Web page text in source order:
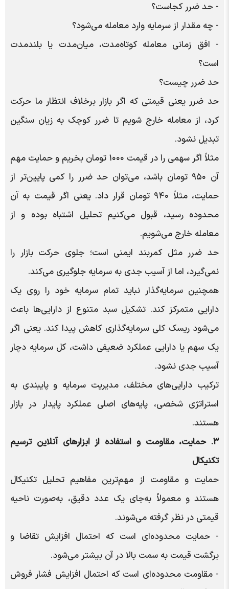
- حد ضرر کجاست؟
- چه مقدار از سرمایه وارد معامله می‌شود؟
- افق زمانی معامله کوتاه‌مدت، میان‌مدت یا بلندمدت
است؟
حد ضرر چیست؟
حد ضرر یعنی قیمتی که اگر بازار برخلاف انتظار ما حرکت
کرد، از معامله خارج شویم تا ضرر کوچک به زیان سنگین
تبدیل نشود.
مثلاً اگر سهمی را در قیمت ۱۰۰۰ تومان بخریم و حمایت مهم
آن ۹۵۰ تومان باشد، می‌توان حد ضرر را کمی پایین‌تر از
حمایت، مثلاً ۹۴۰ تومان قرار داد. یعنی اگر قیمت به آن
محدوده رسید، قبول می‌کنیم تحلیل اشتباه بوده و از
معامله خارج می‌شویم.
حد ضرر مثل کمربند ایمنی است؛ جلوی حرکت بازار را
نمی‌گیرد، اما از آسیب جدی به سرمایه جلوگیری می‌کند.
همچنین سرمایه‌گذار نباید تمام سرمایه خود را روی یک
دارایی متمرکز کند. تشکیل سبد متنوع از دارایی‌ها باعث
می‌شود ریسک کلی سرمایه‌گذاری کاهش پیدا کند. یعنی اگر
یک سهم یا دارایی عملکرد ضعیفی داشت، کل سرمایه دچار
آسیب جدی نشود.
ترکیب دارایی‌های مختلف، مدیریت سرمایه و پایبندی به
استراتژی شخصی، پایه‌های اصلی عملکرد پایدار در بازار
هستند.
۳. حمایت، مقاومت و استفاده از ابزارهای آنلاین ترسیم
تکنیکال
حمایت و مقاومت از مهم‌ترین مفاهیم تحلیل تکنیکال
هستند و معمولاً به‌جای یک عدد دقیق، به‌صورت ناحیه
قیمتی در نظر گرفته می‌شوند.
- حمایت محدوده‌ای است که احتمال افزایش تقاضا و
برگشت قیمت به سمت بالا در آن بیشتر می‌شود.
- مقاومت محدوده‌ای است که احتمال افزایش فشار فروش